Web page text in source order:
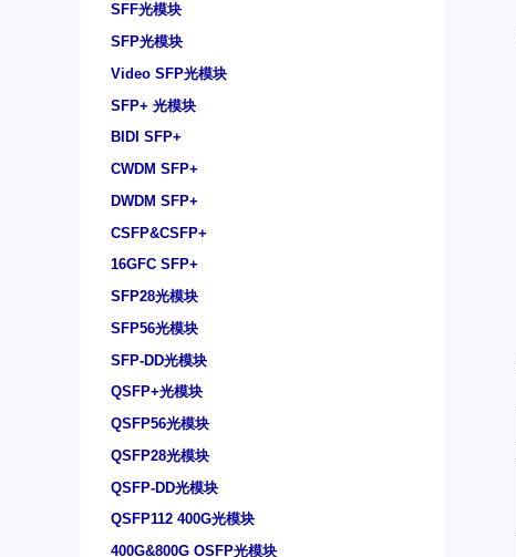
SFF光模块
SFP光模块
Video SFP光模块
SFP+ 光模块
BIDI SFP+
CWDM SFP+
DWDM SFP+
CSFP&CSFP+
16GFC SFP+
SFP28光模块
SFP56光模块
SFP-DD光模块
QSFP+光模块
QSFP56光模块
QSFP28光模块
QSFP-DD光模块
QSFP112 400G光模块
400G&800G OSFP光模块